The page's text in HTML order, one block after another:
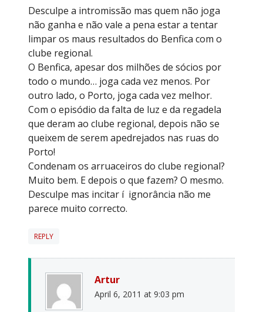
Desculpe a intromissão mas quem não joga
não ganha e não vale a pena estar a tentar
limpar os maus resultados do Benfica com o
clube regional.
O Benfica, apesar dos milhões de sócios por
todo o mundo… joga cada vez menos. Por
outro lado, o Porto, joga cada vez melhor.
Com o episódio da falta de luz e da regadela
que deram ao clube regional, depois não se
queixem de serem apedrejados nas ruas do
Porto!
Condenam os arruaceiros do clube regional?
Muito bem. E depois o que fazem? O mesmo.
Desculpe mas incitar í ignorância não me
parece muito correcto.
REPLY
Artur
April 6, 2011 at 9:03 pm